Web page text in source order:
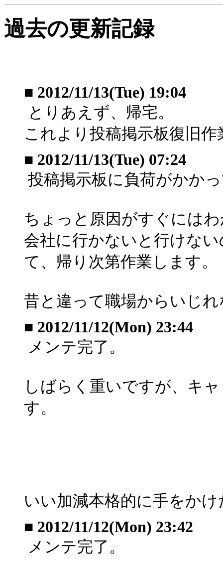
過去の更新記録
■ 2012/11/13(Tue) 19:04
とりあえず、帰宅。
これより投稿掲示板復旧
■ 2012/11/13(Tue) 07:24
投稿掲示板に負荷がかか
ちょっと原因がすぐには
会社に行かないと行けな
て、帰り次第作業します。
昔と違って職場からいじ
■ 2012/11/12(Mon) 23:44
メンテ完了。
しばらく重いですが、キ
す。
いい加減本格的に手をか
■ 2012/11/12(Mon) 23:42
メンテ完了。